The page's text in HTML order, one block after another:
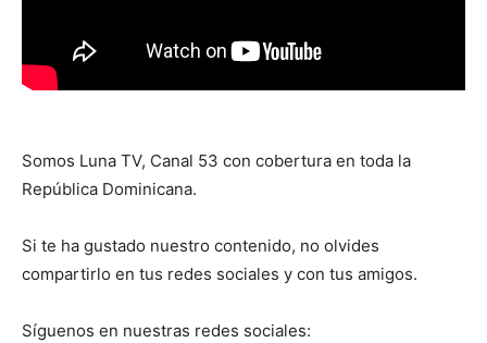
Somos Luna TV, Canal 53 con cobertura en toda la
República Dominicana.
Si te ha gustado nuestro contenido, no olvides
compartirlo en tus redes sociales y con tus amigos.
Síguenos en nuestras redes sociales: